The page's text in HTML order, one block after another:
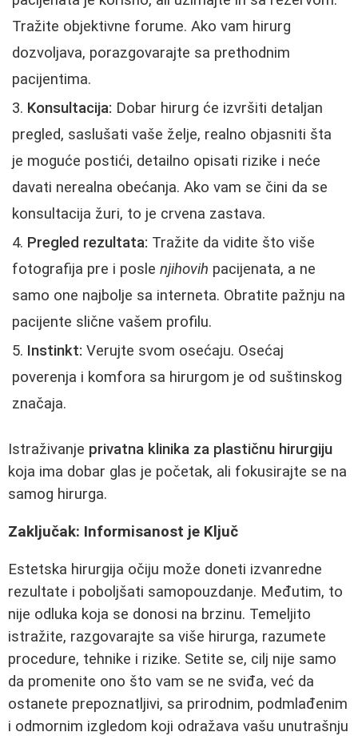
Tražite objektivne forume. Ako vam hirurg
dozvoljava, porazgovarajte sa prethodnim
pacijentima.
Konsultacija: Dobar hirurg će izvršiti detaljan
pregled, saslušati vaše želje, realno objasniti šta
je moguće postići, detailno opisati rizike i neće
davati nerealna obećanja. Ako vam se čini da se
konsultacija žuri, to je crvena zastava.
Pregled rezultata: Tražite da vidite što više
fotografija pre i posle njihovih pacijenata, a ne
samo one najbolje sa interneta. Obratite pažnju na
pacijente slične vašem profilu.
Instinkt: Verujte svom osećaju. Osećaj
poverenja i komfora sa hirurgom je od suštinskog
značaja.
Istraživanje privatna klinika za plastičnu hirurgiju
koja ima dobar glas je početak, ali fokusirajte se na
samog hirurga.
Zaključak: Informisanost je Ključ
Estetska hirurgija očiju može doneti izvanredne
rezultate i poboljšati samopouzdanje. Međutim, to
nije odluka koja se donosi na brzinu. Temeljito
istražite, razgovarajte sa više hirurga, razumete
procedure, tehnike i rizike. Setite se, cilj nije samo
da promenite ono što vam se ne sviđa, već da
ostanete prepoznatljivi, sa prirodnim, podmlađenim
i odmornim izgledom koji odražava vašu unutrašnju